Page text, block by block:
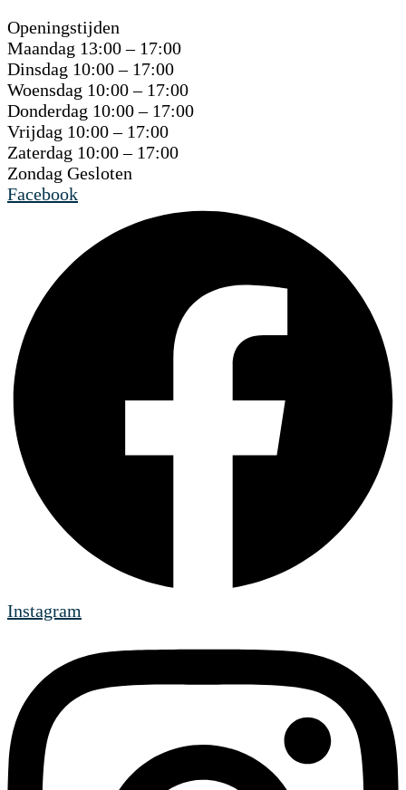
Openingstijden
Maandag 13:00 – 17:00
Dinsdag 10:00 – 17:00
Woensdag 10:00 – 17:00
Donderdag 10:00 – 17:00
Vrijdag 10:00 – 17:00
Zaterdag 10:00 – 17:00
Zondag Gesloten
Facebook
Instagram